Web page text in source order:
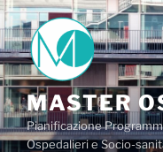
Salta
al
contenuto
MASTER
Pianificazione
Ospedalieri e Socio-